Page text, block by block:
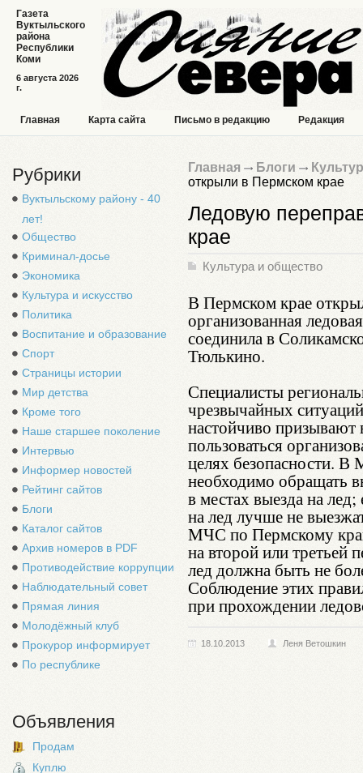
6 августа 2026
г.
Газета
Вуктыльского
района
Республики
Коми
Главная Карта сайта Письмо в редакцию Редакция
Рубрики
Вуктыльскому району - 40
лет!
Общество
Криминал-досье
Экономика
Культура и искусство
Политика
Воспитание и образование
Спорт
Страницы истории
Мир детства
Кроме того
Наше старшее поколение
Интервью
Информер новостей
Рейтинг сайтов
Блоги
Каталог сайтов
Архив номеров в PDF
Противодействие коррупции
Наблюдательный совет
Прямая линия
Молодёжный клуб
Прокурор информирует
По республике
Объявления
Продам
Куплю
Главная Блоги
открыли в Пермском крае
Ледовую
крае
Культура и общество
В Пермском крае
организованная
соединила в
Тюлькино.
Специалисты
чрезвычайных
настойчиво призывают
пользоваться
целях безопасности.
необходимо обращать
в местах выезда на
на лед лучше не
МЧС по Пермскому
на второй или третьей
лед должна быть не
Соблюдение этих
при прохождении
18.10.2013 Леня Ветошкин